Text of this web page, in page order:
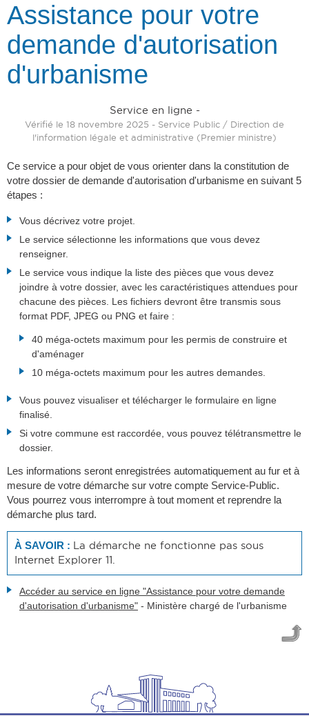
Assistance pour votre
demande d'autorisation
d'urbanisme
Service en ligne -
Vérifié le 18 novembre 2025 - Service Public / Direction de
l'information légale et administrative (Premier ministre)
Ce service a pour objet de vous orienter dans la constitution de
votre dossier de demande d'autorisation d'urbanisme en suivant 5
étapes :
Vous décrivez votre projet.
Le service sélectionne les informations que vous devez
renseigner.
Le service vous indique la liste des pièces que vous devez
joindre à votre dossier, avec les caractéristiques attendues pour
chacune des pièces. Les fichiers devront être transmis sous
format PDF, JPEG ou PNG et faire :
40 méga-octets maximum pour les permis de construire et
d'aménager
10 méga-octets maximum pour les autres demandes.
Vous pouvez visualiser et télécharger le formulaire en ligne
finalisé.
Si votre commune est raccordée, vous pouvez télétransmettre le
dossier.
Les informations seront enregistrées automatiquement au fur et à
mesure de votre démarche sur votre compte Service-Public.
Vous pourrez vous interrompre à tout moment et reprendre la
démarche plus tard.
À SAVOIR : La démarche ne fonctionne pas sous
Internet Explorer 11.
Accéder au service en ligne "Assistance pour votre demande
d'autorisation d'urbanisme" - Ministère chargé de l'urbanisme